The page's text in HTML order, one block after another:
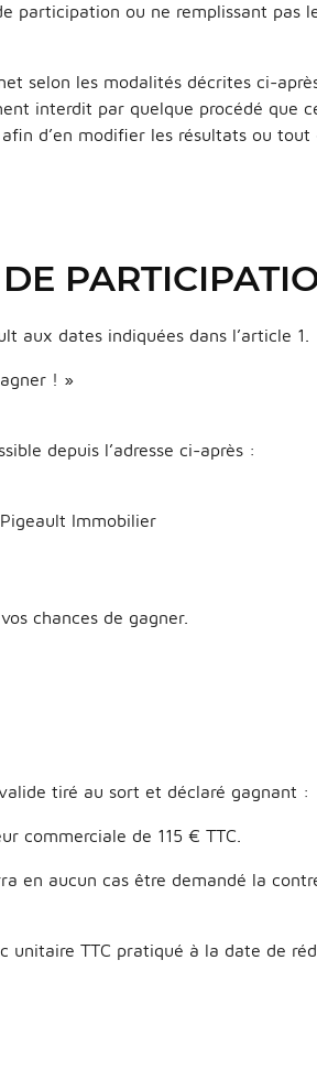
participation ou ne remplissant pas
selon les modalités décrites ci-
interdit par quelque procédé que
d’en modifier les résultats ou
aux dates indiquées dans l’article 1.
! »
depuis l’adresse ci-après :
Immobilier
chances de gagner.
tiré au sort et déclaré gagnant :
commerciale de 115 € TTC.
en aucun cas être demandé la
unitaire TTC pratiqué à la date de